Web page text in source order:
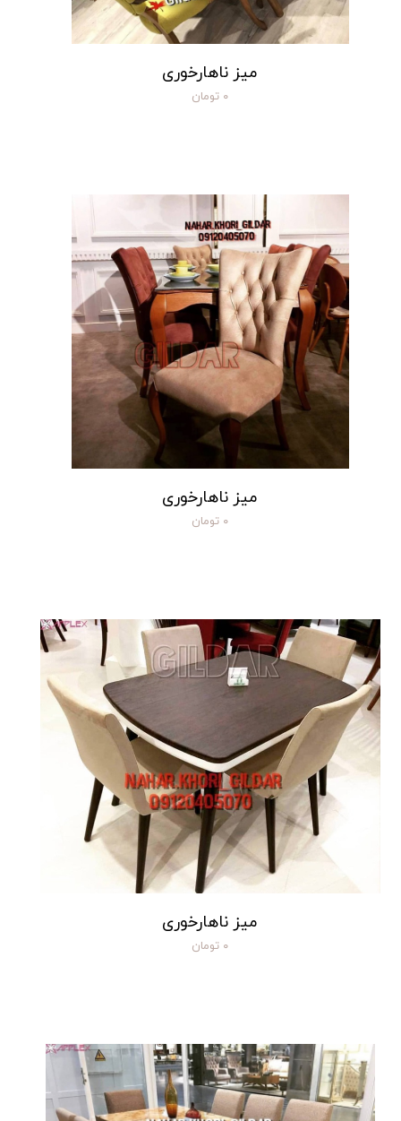
میز ناهارخوری
۰ تومان
میز ناهارخوری
۰ تومان
میز ناهارخوری
۰ تومان